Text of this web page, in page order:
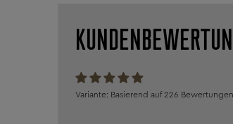
Basierend auf 226 Bewertungen